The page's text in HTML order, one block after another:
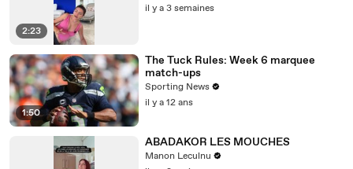
2:23
il y a 3 semaines
1:50
The Tuck Rules: Week 6 marquee
match-ups
Sporting News
il y a 12 ans
ABADAKOR LES MOUCHES
Manon Leculnu